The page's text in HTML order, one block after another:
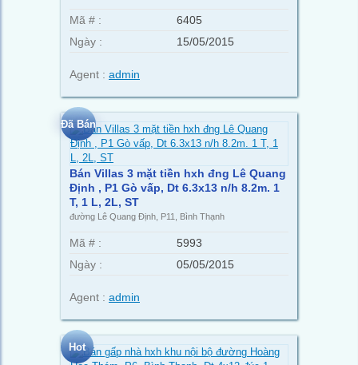
Mã # :
6405
Ngày :
15/05/2015
Agent : admin
Bán Villas 3 mặt tiền hxh đng Lê Quang
Định , P1 Gò vấp, Dt 6.3x13 n/h 8.2m. 1
T, 1 L, 2L, ST
đường Lê Quang Định, P11, Bình Thạnh
Mã # :
5993
Ngày :
05/05/2015
Agent : admin
Đã Bán
Hot